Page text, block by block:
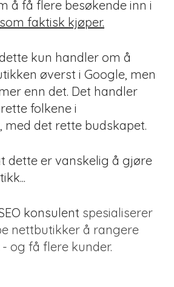
å få flere besøkende inn i
som faktisk kjøper.
kun handler om å
øverst i Google, men
enn det. Det handler
folkene i
med det rette budskapet.
dette er vanskelig å gjøre
konsulent spesialiserer
nettbutikker å rangere
og få flere kunder.